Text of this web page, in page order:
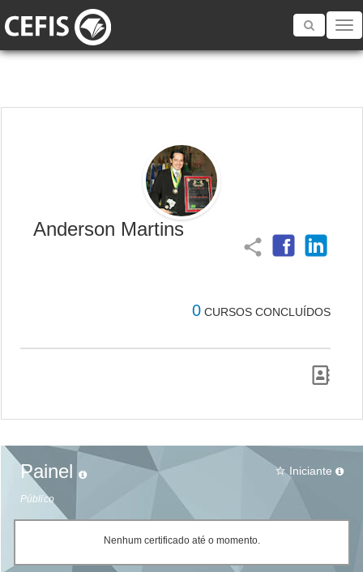
Toggle
Anderson Martins
share
0 CURSOS CONCLUÍDOS
Painel
Público
star_border Iniciante
Nenhum certificado até o momento.